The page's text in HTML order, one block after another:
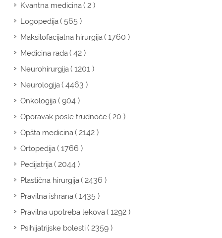
Kvantna medicina( 2 )
Logopedija( 565 )
Maksilofacijalna hirurgija( 1760 )
Medicina rada( 42 )
Neurohirurgija( 1201 )
Neurologija( 4463 )
Onkologija( 904 )
Oporavak posle trudnoće( 20 )
Opšta medicina( 2142 )
Ortopedija( 1766 )
Pedijatrija( 2044 )
Plastična hirurgija( 2436 )
Pravilna ishrana( 1435 )
Pravilna upotreba lekova( 1292 )
Psihijatrijske bolesti( 2359 )